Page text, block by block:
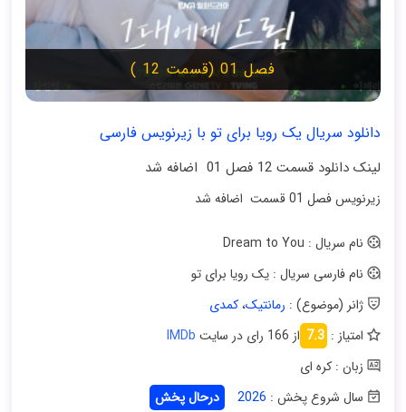
فصل 01 (قسمت 12 )
دانلود سریال یک رویا برای تو با زیرنویس فارسی
لینک دانلود قسمت 12 فصل 01 اضافه شد
زیرنویس فصل 01 قسمت اضافه شد
نام سریال : Dream to You
نام فارسی سریال : یک رویا برای تو
ژانر (موضوع) : رمانتیک،کمدی
امتیاز : 7.3 از 166 رای در سایت
IMDb
زبان : کره ای
سال شروع پخش : 2026
درحال پخش